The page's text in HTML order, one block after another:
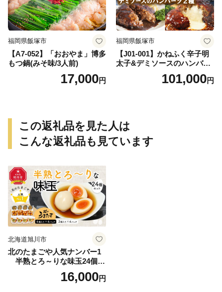
福岡県飯塚市
【A7-052】「おおやま」博多
もつ鍋(みそ味/3人前)
17,000円
福岡県飯塚市
【J01-001】かねふく辛子明
太子&デミソースのハンバー
グ2種セット【隔月定期便(計
101,000円
この返礼品を見た人は
こんな返礼品も見ています
北海道旭川市
北のたまごや人気ナンバー1
半熟とろ～りな味玉24個入
16,000円